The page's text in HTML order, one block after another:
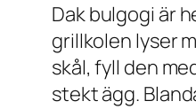
Dak bulgogi är
grillkolen lyser
skål, fyll den
stekt ägg.